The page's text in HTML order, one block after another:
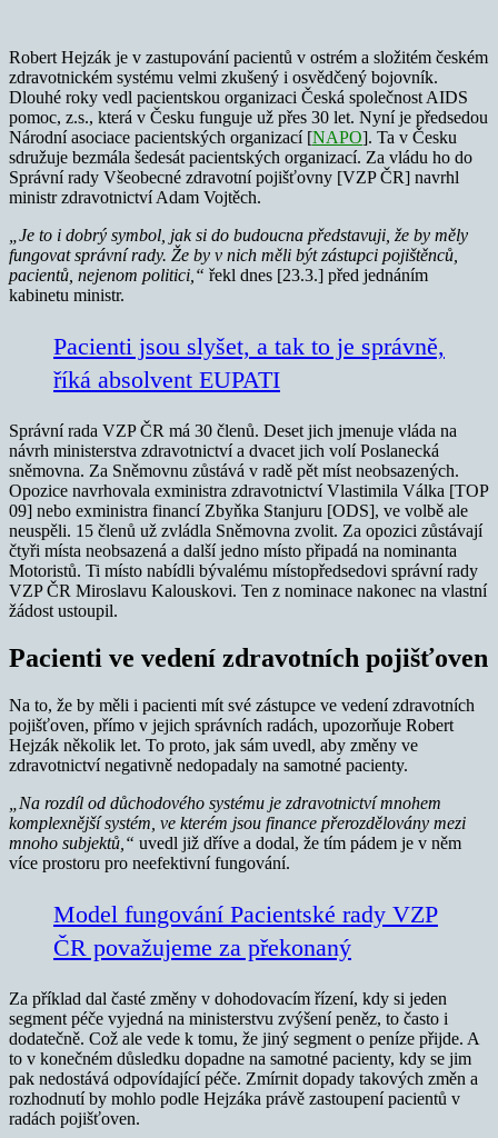
Robert Hejzák je v zastupování pacientů v ostrém a složitém českém
zdravotnickém systému velmi zkušený i osvědčený bojovník.
Dlouhé roky vedl pacientskou organizaci Česká společnost AIDS
pomoc, z.s., která v Česku funguje už přes 30 let. Nyní je předsedou
Národní asociace pacientských organizací [NAPO]. Ta v Česku
sdružuje bezmála šedesát pacientských organizací. Za vládu ho do
Správní rady Všeobecné zdravotní pojišťovny [VZP ČR] navrhl
ministr zdravotnictví Adam Vojtěch.
„Je to i dobrý symbol, jak si do budoucna představuji, že by měly
fungovat správní rady. Že by v nich měli být zástupci pojištěnců,
pacientů, nejenom politici,“ řekl dnes [23.3.] před jednáním
kabinetu ministr.
Pacienti jsou slyšet, a tak to je správně,
říká absolvent EUPATI
Správní rada VZP ČR má 30 členů. Deset jich jmenuje vláda na
návrh ministerstva zdravotnictví a dvacet jich volí Poslanecká
sněmovna. Za Sněmovnu zůstává v radě pět míst neobsazených.
Opozice navrhovala exministra zdravotnictví Vlastimila Válka [TOP
09] nebo exministra financí Zbyňka Stanjuru [ODS], ve volbě ale
neuspěli. 15 členů už zvládla Sněmovna zvolit. Za opozici zůstávají
čtyři místa neobsazená a další jedno místo připadá na nominanta
Motoristů. Ti místo nabídli bývalému místopředsedovi správní rady
VZP ČR Miroslavu Kalouskovi. Ten z nominace nakonec na vlastní
žádost ustoupil.
Pacienti ve vedení zdravotních pojišťoven
Na to, že by měli i pacienti mít své zástupce ve vedení zdravotních
pojišťoven, přímo v jejich správních radách, upozorňuje Robert
Hejzák několik let. To proto, jak sám uvedl, aby změny ve
zdravotnictví negativně nedopadaly na samotné pacienty.
„Na rozdíl od důchodového systému je zdravotnictví mnohem
komplexnější systém, ve kterém jsou finance přerozdělovány mezi
mnoho subjektů,“ uvedl již dříve a dodal, že tím pádem je v něm
více prostoru pro neefektivní fungování.
Model fungování Pacientské rady VZP
ČR považujeme za překonaný
Za příklad dal časté změny v dohodovacím řízení, kdy si jeden
segment péče vyjedná na ministerstvu zvýšení peněz, to často i
dodatečně. Což ale vede k tomu, že jiný segment o peníze přijde. A
to v konečném důsledku dopadne na samotné pacienty, kdy se jim
pak nedostává odpovídající péče. Zmírnit dopady takových změn a
rozhodnutí by mohlo podle Hejzáka právě zastoupení pacientů v
radách pojišťoven.